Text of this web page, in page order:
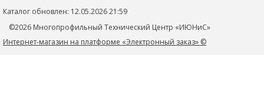
Контакты
Политика конфиденциальности
mtc_1@rambler.ru
352705, Краснодарский край, Тимашевский р-н, г.Тимашевск,
Каталог обновлен: 12.05.2026 21:59
©2026 Многопрофильный Технический Центр «ИЮНиС»
Интернет-магазин на платформе «Электронный заказ» ©